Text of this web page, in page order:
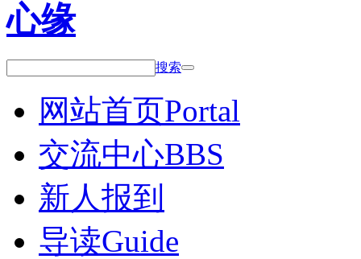
搜索
网站首页Portal
交流中心BBS
新人报到
导读Guide